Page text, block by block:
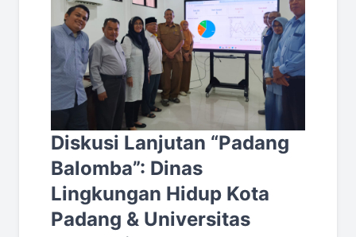
Diskusi Lanjutan “Padang
Balomba”: Dinas
Lingkungan Hidup Kota
Padang & Universitas